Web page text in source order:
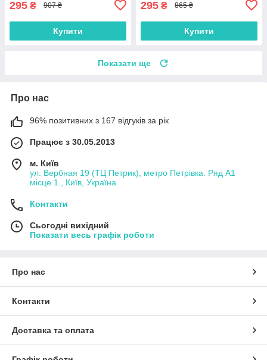
295 ₴ 907 ₴
Купити
295 ₴ 865 ₴
Купити
Показати ще
Про нас
96% позитивних з 167 відгуків за рік
Працює з 30.05.2013
м. Київ
ул. Вербная 19 (ТЦ Петрик), метро Петрівка. Ряд А1
місце 1., Київ, Україна
Контакти
Сьогодні вихідний
Показати весь графік роботи
Про нас
Контакти
Доставка та оплата